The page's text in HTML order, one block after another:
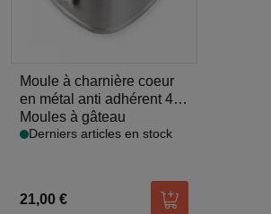
Moule à charnière coeur
en métal anti adhérent 4/6
parts 20
Moules à gâteau
Derniers articles en stock
21,00 € Ajouter au panier